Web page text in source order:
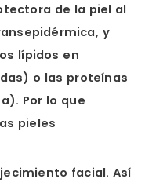
de la piel al
y
lípidos en
o las proteínas
Por lo que
pieles
facial. Así